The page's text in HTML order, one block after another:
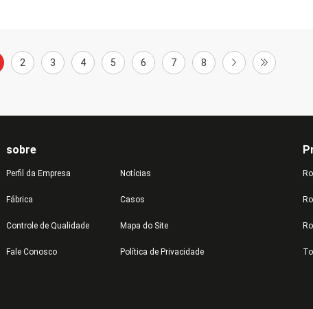
2 3 4 5 6 7 8
sobre
Perfil da Empresa
Fábrica
Controle de Qualidade
Fale Conosco
Notícias
Casos
Mapa do Site
Política de Privacidade